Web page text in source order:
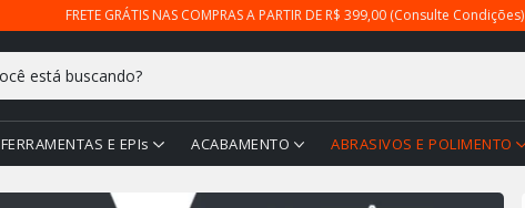
FRETE GRÁTIS NAS COMPRAS A PARTIR DE R$ 399,00 (Consulte Condições)
FERRAMENTAS E EPIs ACABAMENTO ABRASIVOS E POLIMENTO